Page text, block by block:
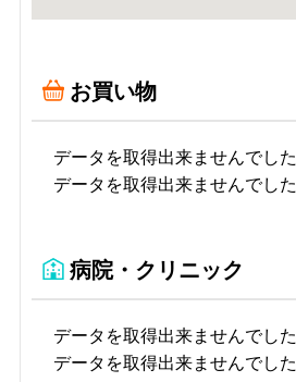
お買い物
データを取得出来ませんでした
データを取得出来ませんでした
病院・クリニック
データを取得出来ませんでした
データを取得出来ませんでした